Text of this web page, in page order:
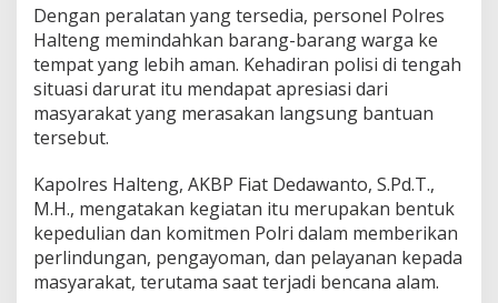
e
n
d
a
K
a
W
e
d
a
Dengan peralatan yang tersedia, personel Polres
Halteng memindahkan barang-barang warga ke
tempat yang lebih aman. Kehadiran polisi di tengah
situasi darurat itu mendapat apresiasi dari
masyarakat yang merasakan langsung bantuan
tersebut.
Kapolres Halteng, AKBP Fiat Dedawanto, S.Pd.T.,
M.H., mengatakan kegiatan itu merupakan bentuk
kepedulian dan komitmen Polri dalam memberikan
perlindungan, pengayoman, dan pelayanan kepada
masyarakat, terutama saat terjadi bencana alam.